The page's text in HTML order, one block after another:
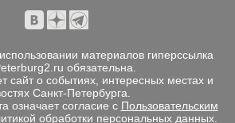
материалов гиперссылка
обязательна.
сайт о событиях, интересных местах и
Санкт-Петербурга.
означает согласие с Пользовательским
обработки персональных данных.